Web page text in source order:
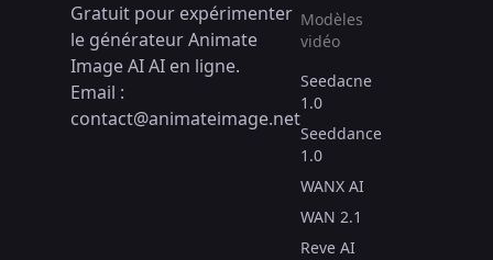
Gratuit pour expérimenter
le générateur Animate
Image AI AI en ligne.
Email :
contact@animateimage.net
Modèles
vidéo
Seedacne
1.0
Seeddance
1.0
WANX AI
WAN 2.1
Reve AI